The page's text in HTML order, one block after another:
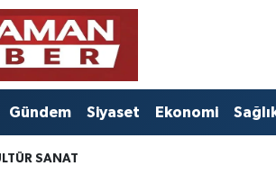
Gündem Siyaset Ekonomi
SANAT